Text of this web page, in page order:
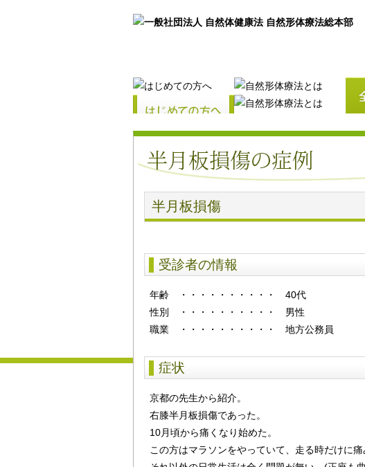
半月板損傷
受診者の情報
年齢 ・・・・・・・・・・
40代
性別
・・・・・・・・・・
男性
職業 ・・・・・・・・・・ 地方公務員
症状
京都の先生から紹介。
右膝半月板損傷であった。
10月頃から痛くなり始めた。
この方はマラソンをやっていて、走る時だけに痛